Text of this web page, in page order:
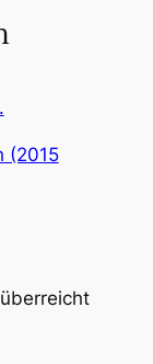
(2015